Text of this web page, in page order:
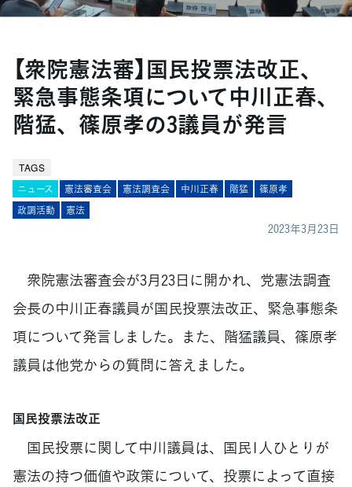
【衆院憲法審】国民投票法改正、
緊急事態条項について中川正春、
階猛、篠原孝の3議員が発言
TAGS
ニュース 憲法審査会 憲法調査会 中川正春 階猛
篠原孝
政調活動
憲法
2023年3月23日
衆院憲法審査会が3月23日に開かれ、党憲法調査
会長の中川正春議員が国民投票法改正、緊急事態条
項について発言しました。また、階猛議員、篠原孝
議員は他党からの質問に答えました。
国民投票法改正
国民投票に関して中川議員は、国民1人ひとりが
憲法の持つ価値や政策について、投票によって直接